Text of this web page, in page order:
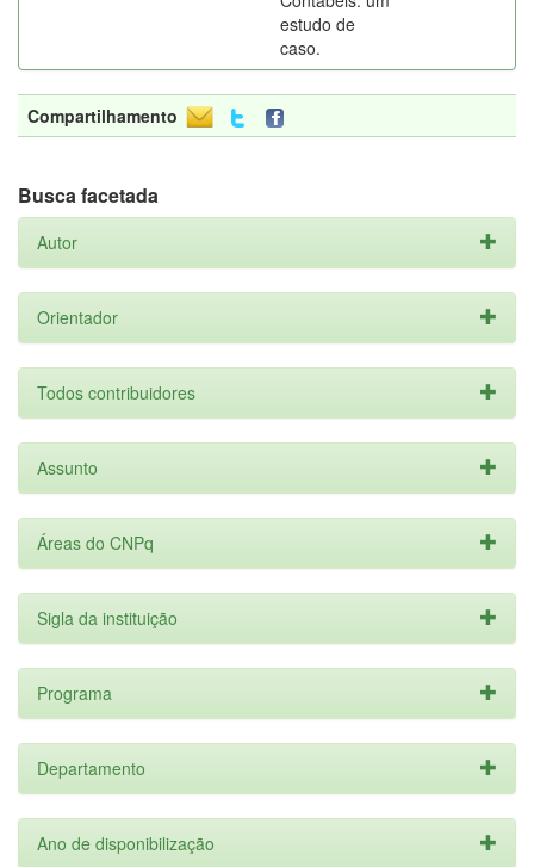
estudo de
caso.
Compartilhamento
Busca facetada
Autor
Orientador
Todos contribuidores
Assunto
Áreas do CNPq
Sigla da instituição
Programa
Departamento
Ano de disponibilização